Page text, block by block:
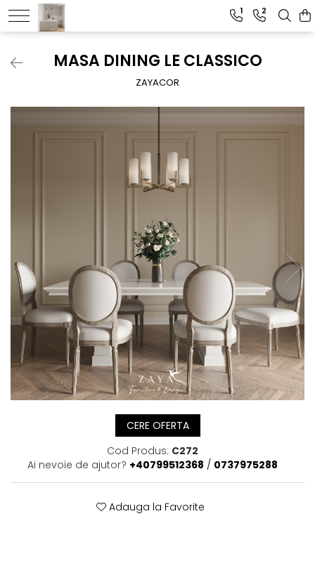
1 2
MASA DINING LE CLASSICO
ZAYACOR
CERE OFERTA
Cod Produs: C272
Ai nevoie de ajutor? +40799512368 / 0737975288
Adauga la Favorite